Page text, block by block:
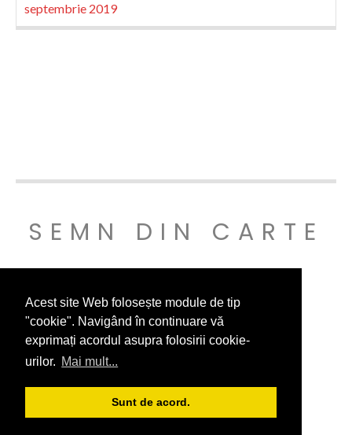
Acest site Web folosește module de tip
"cookie". Navigând în continuare vă
exprimați acordul asupra folosirii cookie-
urilor. Mai mult...
Sunt de acord.
septembrie 2019
SEMN DIN CARTE